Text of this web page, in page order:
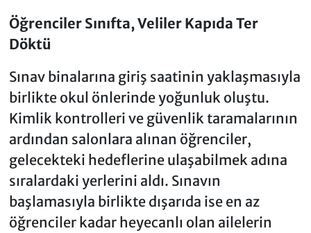
Öğrenciler Sınıfta, Veliler Kapıda Ter
Döktü
Sınav binalarına giriş saatinin yaklaşmasıyla
birlikte okul önlerinde yoğunluk oluştu.
Kimlik kontrolleri ve güvenlik taramalarının
ardından salonlara alınan öğrenciler,
gelecekteki hedeflerine ulaşabilmek adına
sıralardaki yerlerini aldı. Sınavın
başlamasıyla birlikte dışarıda ise en az
öğrenciler kadar heyecanlı olan ailelerin